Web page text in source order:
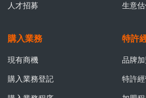
人才招募 生意
購入業務
現有商機
購入業務登記
特許
品牌加
特許